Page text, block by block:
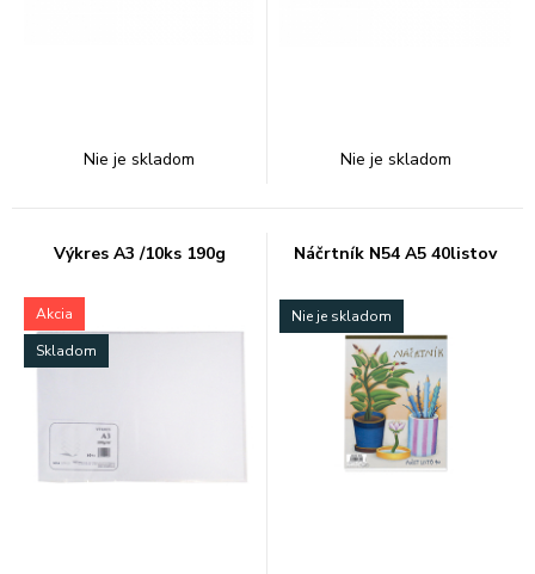
Nie je skladom Nie je skladom
Výkres A3 /10ks 190g
Akcia
Skladom
Náčrtník N54 A5 40listov
Nie je skladom